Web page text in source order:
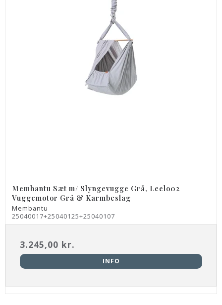
Membantu Sæt m/ Slyngevugge Grå, Leelo02
Vuggemotor Grå & Karmbeslag
Membantu
25040017+25040125+25040107
3.245,00 kr.
INFO